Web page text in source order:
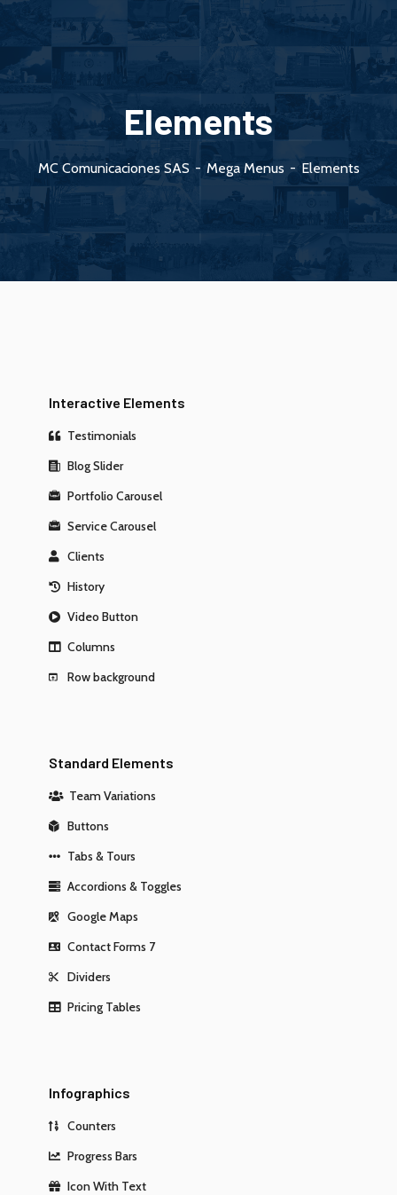
Elements
MC Comunicaciones SAS Mega Menus Elements
Interactive Elements
Testimonials
Blog Slider
Portfolio Carousel
Service Carousel
Clients
History
Video Button
Columns
Row background
Standard Elements
Team Variations
Buttons
Tabs & Tours
Accordions & Toggles
Google Maps
Contact Forms 7
Dividers
Pricing Tables
Infographics
Counters
Progress Bars
Icon With Text